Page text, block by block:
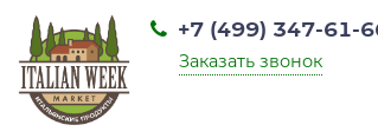
+7 (499) 347-61-
Заказать звонок